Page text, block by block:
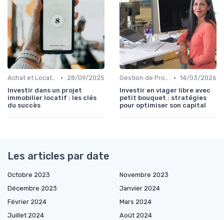
Achat et Location de Biens Immobiliers •
28/09/2025
Investir dans un projet
immobilier locatif : les clés
du succès
Gestion de Propriété • 14/03/2026
Investir en viager libre avec
petit bouquet : stratégies
pour optimiser son capital
Les articles par date
Octobre 2023
Novembre 2023
Décembre 2023
Janvier 2024
Février 2024
Mars 2024
Juillet 2024
Août 2024